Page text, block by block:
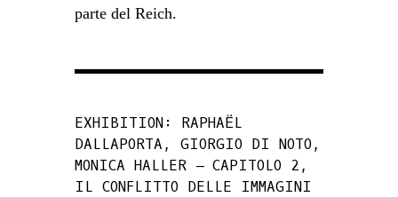
parte del Reich.
EXHIBITION: RAPHAËL
DALLAPORTA, GIORGIO DI NOTO,
MONICA HALLER – CAPITOLO 2,
IL CONFLITTO DELLE IMMAGINI